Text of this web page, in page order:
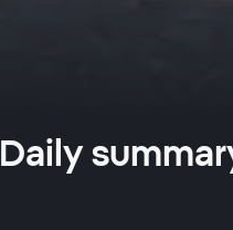
Daily